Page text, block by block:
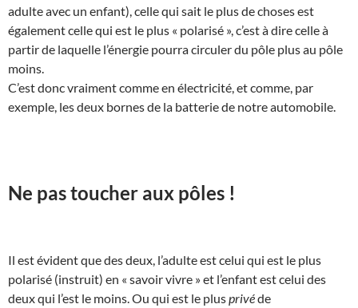
adulte avec un enfant), celle qui sait le plus de choses est
également celle qui est le plus « polarisé », c’est à dire celle à
partir de laquelle l’énergie pourra circuler du pôle plus au pôle
moins.
C’est donc vraiment comme en électricité, et comme, par
exemple, les deux bornes de la batterie de notre automobile.
Ne pas toucher aux pôles !
Il est évident que des deux, l’adulte est celui qui est le plus
polarisé (instruit) en « savoir vivre » et l’enfant est celui des
deux qui l’est le moins. Ou qui est le plusprivéde